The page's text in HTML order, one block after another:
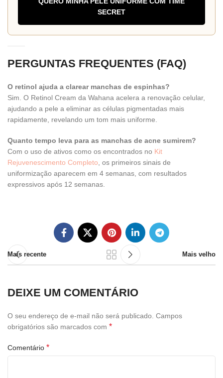
SECRET
PERGUNTAS FREQUENTES (FAQ)
O retinol ajuda a clarear manchas de espinhas?
Sim. O Retinol Cream da Wahana acelera a renovação celular,
ajudando a pele a eliminar as células pigmentadas mais
rapidamente, revelando um tom mais uniforme.
Quanto tempo leva para as manchas de acne sumirem?
Com o uso de ativos como os encontrados no Kit
Rejuvenescimento Completo, os primeiros sinais de
uniformização aparecem em 4 semanas, com resultados
expressivos após 12 semanas.
Mais recente Mais velho
DEIXE UM COMENTÁRIO
O seu endereço de e-mail não será publicado. Campos
obrigatórios são marcados com *
Comentário *